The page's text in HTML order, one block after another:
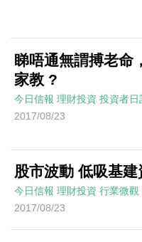
睇唔通無謂搏老命
家教 ?
今日信報 理財投資 投資者日
2017/08/23
股市波動 低吸基建
今日信報 理財投資 行業微觀
2017/08/23